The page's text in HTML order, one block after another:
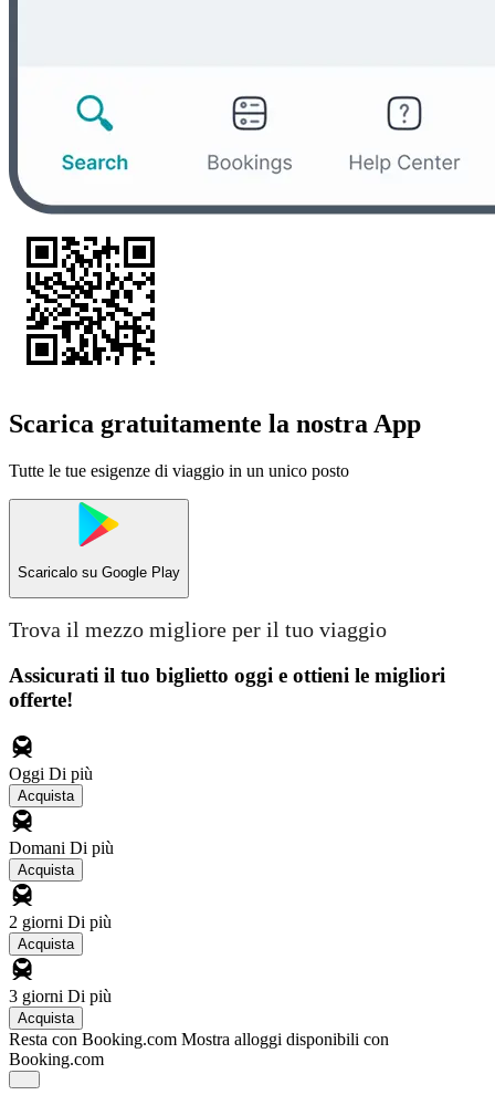
Scarica gratuitamente la nostra App
Tutte le tue esigenze di viaggio in un unico posto
Scaricalo su Google Play
Trova il mezzo migliore per il tuo viaggio
Assicurati il ​​tuo biglietto oggi e ottieni le migliori
offerte!
Oggi Di più
Acquista
Domani Di più
Acquista
2 giorni Di più
Acquista
3 giorni Di più
Acquista
Resta con Booking.com Mostra alloggi disponibili con
Booking.com